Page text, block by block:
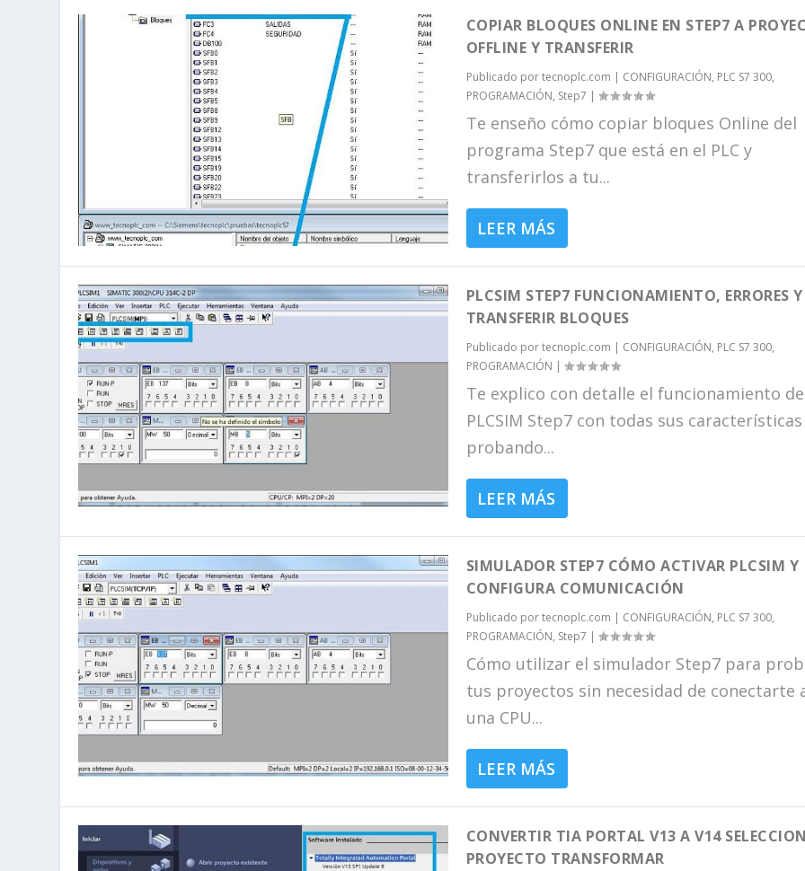
COPIAR BLOQUES ONLINE EN STEP7 A
OFFLINE Y TRANSFERIR
Publicado portecnoplc.com | CONFIGURACIÓN, PLC S7 300,
PROGRAMACIÓN, Step7 |
Te enseño cómo copiar bloques Online del
programa Step7 que está en el PLC y
transferirlos a tu...
LEER MÁS
PLCSIM STEP7 FUNCIONAMIENTO, ERRORES Y
TRANSFERIR BLOQUES
Publicado portecnoplc.com | CONFIGURACIÓN, PLC S7 300,
PROGRAMACIÓN |
Te explico con detalle el funcionamiento de
PLCSIM Step7 con todas sus
probando...
LEER MÁS
SIMULADOR STEP7 CÓMO ACTIVAR PLCSIM Y
CONFIGURA COMUNICACIÓN
Publicado portecnoplc.com | CONFIGURACIÓN, PLC S7 300,
PROGRAMACIÓN, Step7 |
Cómo utilizar el simulador Step7 para
tus proyectos sin necesidad de conectarte
una CPU...
LEER MÁS
CONVERTIR TIA PORTAL V13 A V14
PROYECTO TRANSFORMAR